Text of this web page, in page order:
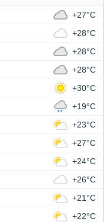
+27°C
+28°C
+28°C
+28°C
+30°C
+19°C
+23°C
+27°C
+24°C
+26°C
+21°C
+22°C